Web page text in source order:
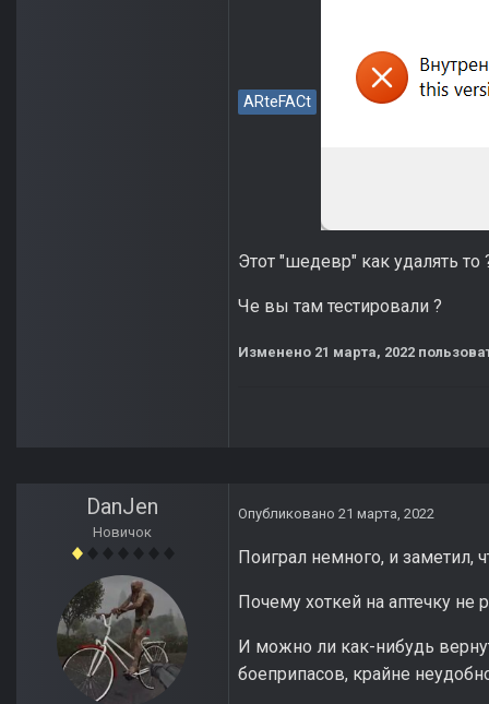
ARteFACt
Этот "шедевр" как удалять то
Че вы там тестировали ?
Изменено 21 марта, 2022
DanJen
Новичок
Опубликовано 21 марта, 2022
Поиграл немного, и заметил,
Почему хоткей на аптечку не
И можно ли как-нибудь
боеприпасов, крайне